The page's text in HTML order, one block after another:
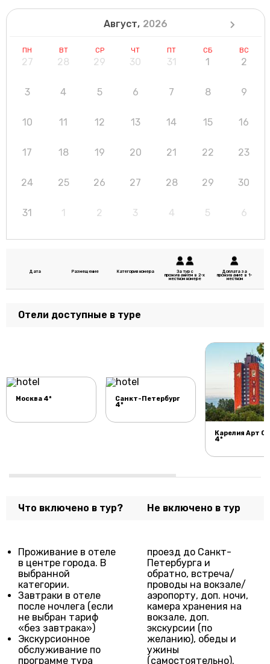
Август, 2026
ПН ВТ СР ЧТ ПТ СБ ВС
27 28 29 30 31 1 2
3 4 5 6 7 8 9
10 11 12 13 14 15 16
17 18 19 20 21 22 23
24 25 26 27 28 29 30
31 1 2 3 4 5 6
Дата Размещение Категория номера За тур с
проживанием в 2-х
местном номере
Доплата за
проживание в 1-
местном
Отели доступные в туре
Москва 4* Санкт-Петербург
4*
Карелия Арт
4*
Что включено в тур? Не включено в тур
Проживание в отеле
в центре города. В
выбранной
категории.
Завтраки в отеле
после ночлега (если
не выбран тариф
«без завтрака»)
Экскурсионное
обслуживание по
программе тура
проезд до Санкт-
Петербурга и
обратно, встреча/
проводы на вокзале/
аэропорту, доп. ночи,
камера хранения на
вокзале, доп.
экскурсии (по
желанию), обеды и
ужины
(самостоятельно).